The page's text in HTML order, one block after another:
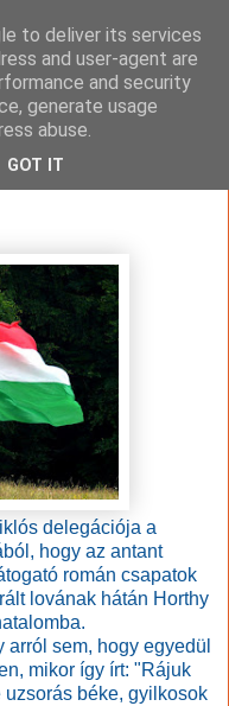
delegációja a
hogy az antant
román csapatok
lovának hátán Horthy
sem, hogy egyedül
mikor így írt: "Rájuk
béke, gyilkosok
to deliver its services
and user-agent are
and security
generate usage
abuse.
GOT IT